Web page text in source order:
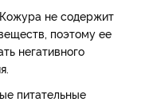
. Кожура не содержит
поэтому ее
негативного
питательные